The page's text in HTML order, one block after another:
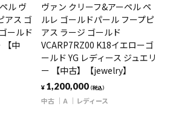
ル ヴ
アス ゴ
ールド
【中
ヴァン クリーフ&アーペル ペ
ルレ ゴールドパール フープピ
アス ラージ ゴールド
VCARP7RZ00 K18イエローゴ
ールド YG レディース ジュエリ
ー 【中古】【jewelry】
¥ 1,200,000（税込）
中古 A レディース